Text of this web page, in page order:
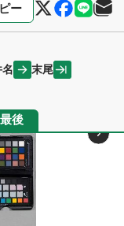
ー
末尾
最後